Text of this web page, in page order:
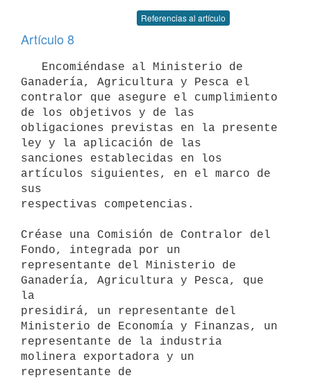
Referencias al artículo
Artículo 8
Ganadería, Agricultura y Pesca el
contralor que asegure el cumplimiento
de los objetivos y de las
obligaciones previstas en la presente
ley y la aplicación de las
sanciones establecidas en los
artículos siguientes, en el marco de
sus
respectivas competencias.
Créase una Comisión de Contralor del
Fondo, integrada por un
representante del Ministerio de
Ganadería, Agricultura y Pesca, que
la
presidirá, un representante del
Ministerio de Economía y Finanzas, un
representante de la industria
molinera exportadora y un
representante de